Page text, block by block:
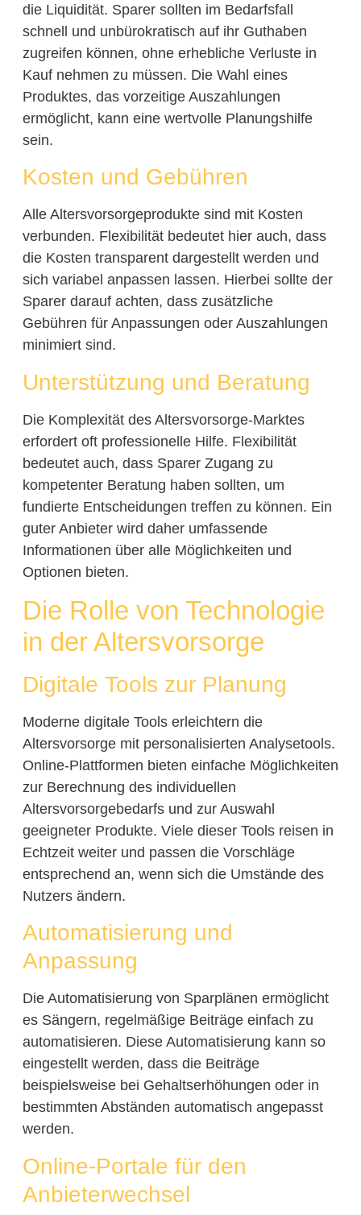
die Liquidität. Sparer sollten im Bedarfsfall
schnell und unbürokratisch auf ihr Guthaben
zugreifen können, ohne erhebliche Verluste in
Kauf nehmen zu müssen. Die Wahl eines
Produktes, das vorzeitige Auszahlungen
ermöglicht, kann eine wertvolle Planungshilfe
sein.
Kosten und Gebühren
Alle Altersvorsorgeprodukte sind mit Kosten
verbunden. Flexibilität bedeutet hier auch, dass
die Kosten transparent dargestellt werden und
sich variabel anpassen lassen. Hierbei sollte der
Sparer darauf achten, dass zusätzliche
Gebühren für Anpassungen oder Auszahlungen
minimiert sind.
Unterstützung und Beratung
Die Komplexität des Altersvorsorge-Marktes
erfordert oft professionelle Hilfe. Flexibilität
bedeutet auch, dass Sparer Zugang zu
kompetenter Beratung haben sollten, um
fundierte Entscheidungen treffen zu können. Ein
guter Anbieter wird daher umfassende
Informationen über alle Möglichkeiten und
Optionen bieten.
Die Rolle von Technologie
in der Altersvorsorge
Digitale Tools zur Planung
Moderne digitale Tools erleichtern die
Altersvorsorge mit personalisierten Analysetools.
Online-Plattformen bieten einfache Möglichkeiten
zur Berechnung des individuellen
Altersvorsorgebedarfs und zur Auswahl
geeigneter Produkte. Viele dieser Tools reisen in
Echtzeit weiter und passen die Vorschläge
entsprechend an, wenn sich die Umstände des
Nutzers ändern.
Automatisierung und
Anpassung
Die Automatisierung von Sparplänen ermöglicht
es Sängern, regelmäßige Beiträge einfach zu
automatisieren. Diese Automatisierung kann so
eingestellt werden, dass die Beiträge
beispielsweise bei Gehaltserhöhungen oder in
bestimmten Abständen automatisch angepasst
werden.
Online-Portale für den
Anbieterwechsel